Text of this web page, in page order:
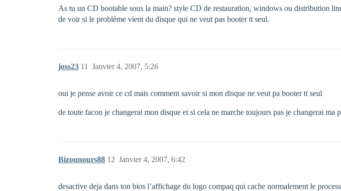
As tu un CD bootable sous la main? style CD de restauration, windows ou distribution
de voir si le problème vient du disque qui ne veut pas booter tt seul.
joss23 Janvier 4, 2007, 5:26
11
oui je pense avoir ce cd mais comment savoir si mon disque ne veut pa booter tt seul
de toute facon je changerai mon disque et si cela ne marche toujours pas je changerai ma
Bizounours88 Janvier 4, 2007, 6:42
12
desactive deja dans ton bios l’affichage du logo compaq qui cache normalement le